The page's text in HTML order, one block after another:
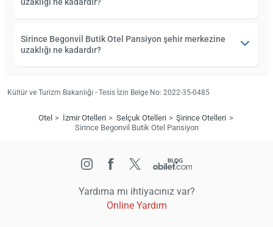
uzaklığı ne kadardır?
Sirince Begonvil Butik Otel Pansiyon şehir merkezine
uzaklığı ne kadardır?
Kültür ve Turizm Bakanlığı - Tesis İzin Belge No: 2022-35-0485
Otel İzmir Otelleri Selçuk Otelleri
Şirince Otelleri
Sirince Begonvil Butik Otel Pansiyon
Yardıma mı ihtiyacınız var?
Online Yardım